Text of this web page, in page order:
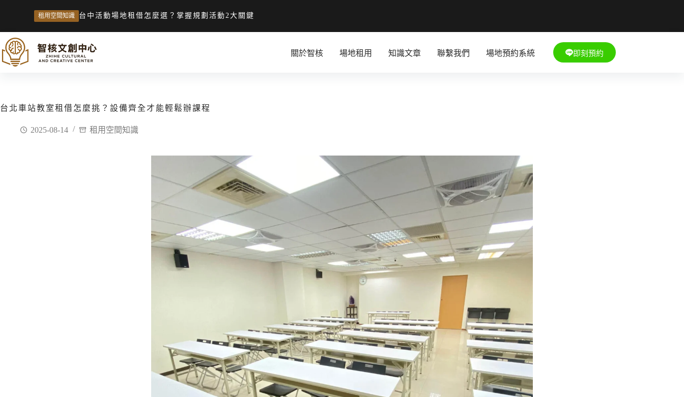
租用空間知識 台中活動場地租借怎麼選？掌握規劃活動2大關鍵
關於智核 場地租用 知識文章 聯繫我們 場地預約系統 即刻預約
台北車站教室租借怎麼挑？設備齊全才能輕鬆辦課程
2025-08-14 租用空間知識